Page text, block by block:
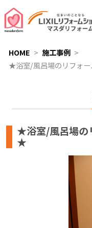
HOME
施工事例
★浴室/風呂場のリフォ
★浴室/風呂場の
★